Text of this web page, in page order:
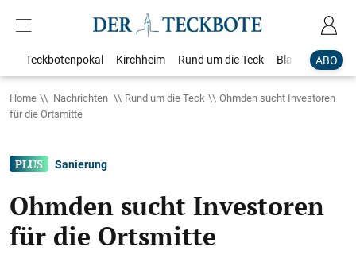
ABO
Teckbotenpokal Kirchheim Rund um die Teck Blaulicht
Home Nachrichten Rund um die Teck
Ohmden sucht Investoren
für die Ortsmitte
Sanierung
Ohmden sucht Investoren
für die Ortsmitte